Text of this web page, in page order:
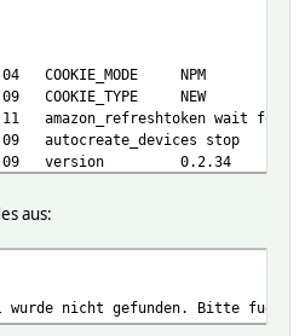
COOKIE_MODE NPM
COOKIE_TYPE NEW
amazon_refreshtoken wait for
autocreate_devices stop
version 0.2.34
aus:
wurde nicht gefunden. Bitte fuehrt